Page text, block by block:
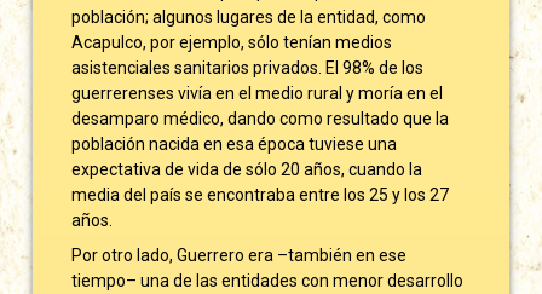
población; algunos lugares de la entidad, como
Acapulco, por ejemplo, sólo tenían medios
asistenciales sanitarios privados. El 98% de los
guerrerenses vivía en el medio rural y moría en el
desamparo médico, dando como resultado que la
población nacida en esa época tuviese una
expectativa de vida de sólo 20 años, cuando la
media del país se encontraba entre los 25 y los 27
años.
Por otro lado, Guerrero era –también en ese
tiempo– una de las entidades con menor desarrollo